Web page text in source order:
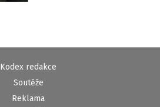
Kodex redakce
Soutěže
Reklama